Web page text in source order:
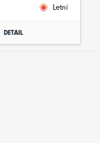
Letní
DETAIL